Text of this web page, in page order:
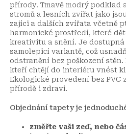
přírody. Tmavě modrý podklad
stromů a lesních zvířat jako
zajíci a dalších zvířata včetně
harmonické prostředí, které
kreativitu a snění. Je
samolepicí variantě, což
odstranění bez poškození
kteří chtějí do interiéru vnést
Ekologické provedení bez PVC
přírodě i zdraví.
Objednání tapety je
změřte vaši zeď, nebo